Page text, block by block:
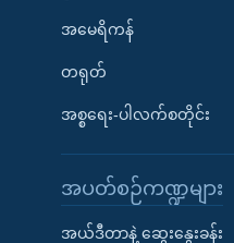
အမေရိကန်
တရုတ်
အစ္စရေး-ပါလက်စတိုင်း
အပတ်စဉ်ကဏ္ဍများ
အယ်ဒီတာနဲ့ ဆွေးနွေးခန်း